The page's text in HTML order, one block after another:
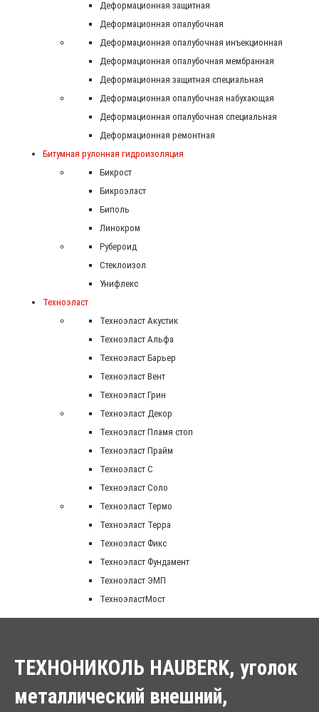
Деформационная защитная
Деформационная опалубочная
Деформационная опалубочная инъекционная
Деформационная опалубочная мембранная
Деформационная защитная специальная
Деформационная опалубочная набухающая
Деформационная опалубочная специальная
Деформационная ремонтная
Битумная рулонная гидроизоляция
Бикрост
Бикроэласт
Биполь
Линокром
Рубероид
Стеклоизол
Унифлекс
Техноэласт
Техноэласт Акустик
Техноэласт Альфа
Техноэласт Барьер
Техноэласт Вент
Техноэласт Грин
Техноэласт Декор
Техноэласт Пламя стоп
Техноэласт Прайм
Техноэласт С
Техноэласт Соло
Техноэласт Термо
Техноэласт Терра
Техноэласт Фикс
Техноэласт Фундамент
Техноэласт ЭМП
ТехноэластМост
ТЕХНОНИКОЛЬ HAUBERK, уголок
металлический внешний,